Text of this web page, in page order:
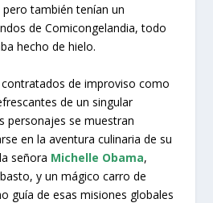
pero también tenían un
de Comicongelandia, todo
hecho de hielo.
de improviso como
de un singular
personajes se muestran
en la aventura culinaria de su
señora Michelle Obama,
y un mágico carro de
guía de esas misiones globales